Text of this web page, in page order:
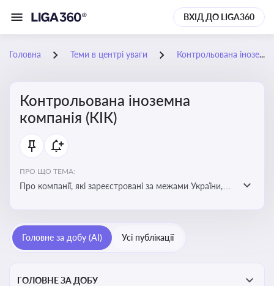
ВХІД ДО LIGA360
Головна Теми в центрі уваги Контрольована іноземна компанія (КІК)
Контрольована іноземна
компанія (КІК)
ПРО ЩО ТЕМА:
Про компанії, які зареєстровані за межами України,
органами України щодо своїх доходів і витрат
Головне за добу (AI) Усі публікації
ГОЛОВНЕ ЗА ДОБУ